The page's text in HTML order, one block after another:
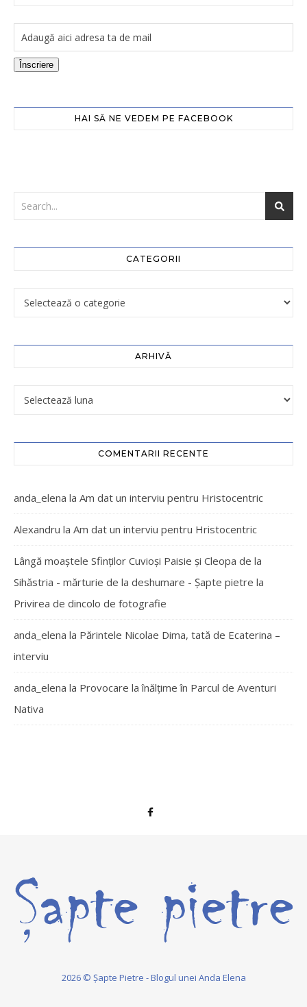
Înscriere
HAI SĂ NE VEDEM PE FACEBOOK
CATEGORII
ARHIVĂ
COMENTARII RECENTE
anda_elena la Am dat un interviu pentru Hristocentric
Alexandru la Am dat un interviu pentru Hristocentric
Lângă moaștele Sfinților Cuvioși Paisie și Cleopa de la
Sihăstria - mărturie de la deshumare - Şapte pietre la
Privirea de dincolo de fotografie
anda_elena la Părintele Nicolae Dima, tată de Ecaterina –
interviu
anda_elena la Provocare la înălțime în Parcul de Aventuri
Nativa
2026 © Șapte Pietre - Blogul unei Anda Elena